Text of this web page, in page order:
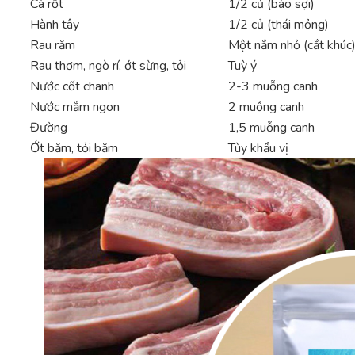
Cà rốt
1/2 củ (bào sợi)
Hành tây
1/2 củ (thái mỏng)
Rau răm
Một nắm nhỏ (cắt khúc)
Rau thơm, ngò rí, ớt sừng, tỏi
Tuỳ ý
Nước cốt chanh
2-3 muỗng canh
Nước mắm ngon
2 muỗng canh
Đường
1,5 muỗng canh
Ớt băm, tỏi băm
Tùy khẩu vị